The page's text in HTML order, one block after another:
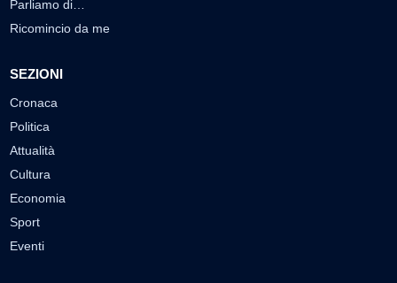
Parliamo di…
Ricomincio da me
SEZIONI
Cronaca
Politica
Attualità
Cultura
Economia
Sport
Eventi